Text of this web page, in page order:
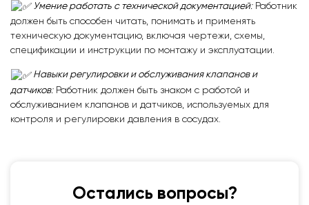
Умение работать с технической документацией:Работник
должен быть способен читать, понимать и применять
техническую документацию, включая чертежи, схемы,
спецификации и инструкции по монтажу и эксплуатации.
Навыки регулировки и обслуживания клапанов и
датчиков:Работник должен быть знаком с работой и
обслуживанием клапанов и датчиков, используемых для
контроля и регулировки давления в сосудах.
Остались вопросы?